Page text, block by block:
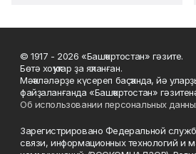
© 1917 - 2026 «Башҡортостан» гәзите.
Бөтә хоҡуҡтар ҙа яҡланған.
Мәҡәләләрҙе күсереп баҫҡанда, йә
файҙаланғанда «Башҡортостан»
Об использовании персональных
Зарегистрировано Федеральной
связи, информационных технологий и